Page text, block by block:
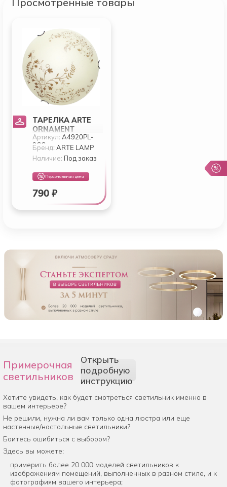
ТАРЕЛКА ARTE
ORNAMENT
A4920PL-2CC
Артикул:A4920PL-
2CC
Бренд:ARTE LAMP
Наличие: Под заказ
Персональная цена
790 ₽
Примерочная
светильников
Открыть
подробную
инструкцию
Хотите увидеть, как будет смотреться светильник именно в
вашем интерьере?
Не решили, нужна ли вам только одна люстра или еще
настенные/настольные светильники?
Боитесь ошибиться с выбором?
Здесь вы можете:
примерить более 20 000 моделей светильников к
изображениям помещений, выполненных в разном стиле, и к
фотографиям вашего интерьера;